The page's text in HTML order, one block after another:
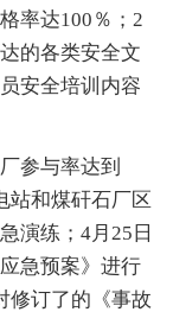
率达100％；2
的各类安全文
安全培训内容
参与率达到
站和煤矸石厂区
演练；4月25日
急预案》进行
修订了的《事故